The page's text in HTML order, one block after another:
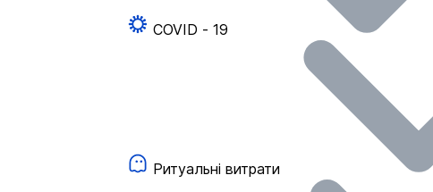
COVID - 19
Ритуальні витрати